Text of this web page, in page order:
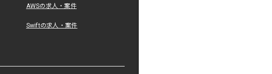
AWSの求人・案件
Swiftの求人・案件